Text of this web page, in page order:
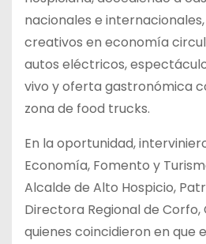
nacionales e
creativos en economía
autos eléctricos,
vivo y oferta gastronómica
zona de food trucks.
En la oportunidad,
Economía, Fomento y
Alcalde de Alto Hospicio,
Directora Regional de
quienes coincidieron en que